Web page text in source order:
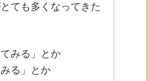
ても多くなってきた
みる」とか
る」とか